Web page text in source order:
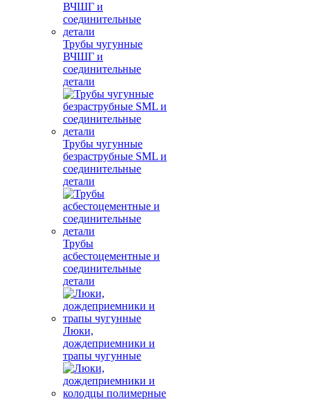
Трубы чугунные
ВЧШГ и
соединительные
детали
Трубы чугунные
безраструбные SML и
соединительные
детали
Трубы
асбестоцементные и
соединительные
детали
Люки,
дождеприемники и
трапы чугунные